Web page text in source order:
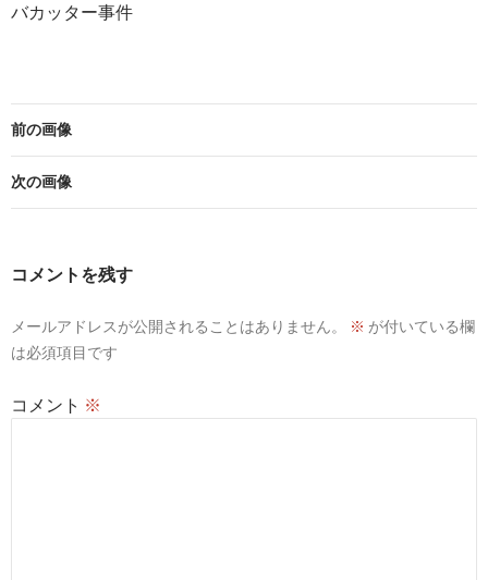
バカッター事件
前の画像
次の画像
コメントを残す
メールアドレスが公開されることはありません。 ※ が付いている欄
は必須項目です
コメント ※